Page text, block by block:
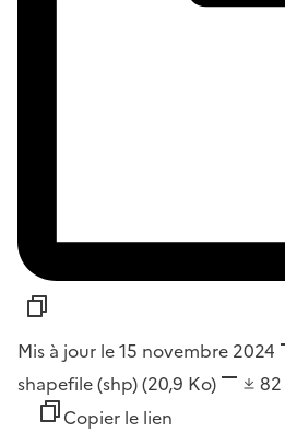
Mis à jour le 15 novembre 2024
shapefile (shp)(20,9 Ko) 82
Copier le lien